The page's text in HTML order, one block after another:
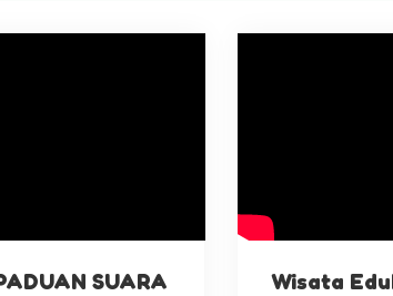
SUARA
Wisata